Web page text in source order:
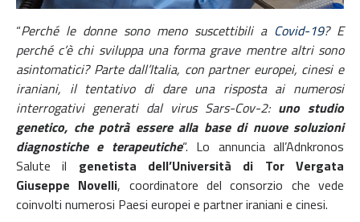
“Perché le donne sono meno suscettibili a Covid-19? E
perché c’è chi sviluppa una forma grave mentre altri sono
asintomatici? Parte dall’Italia, con partner europei, cinesi e
iraniani, il tentativo di dare una risposta ai numerosi
interrogativi generati dal virus Sars-Cov-2: uno studio
genetico, che potrà essere alla base di nuove soluzioni
diagnostiche e terapeutiche“. Lo annuncia all’Adnkronos
Salute il genetista dell’Università di Tor Vergata
Giuseppe Novelli, coordinatore del consorzio che vede
coinvolti numerosi Paesi europei e partner iraniani e cinesi.